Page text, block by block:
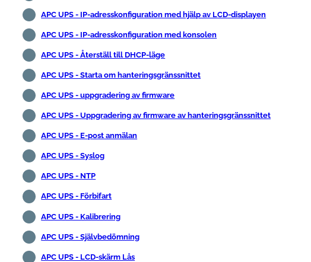
APC UPS - IP-adresskonfiguration med hjälp av LCD-displayen
APC UPS - IP-adresskonfiguration med konsolen
APC UPS - Återställ till DHCP-läge
APC UPS - Starta om hanteringsgränssnittet
APC UPS - uppgradering av firmware
APC UPS - Uppgradering av firmware av hanteringsgränssnittet
APC UPS - E-post anmälan
APC UPS - Syslog
APC UPS - NTP
APC UPS - Förbifart
APC UPS - Kalibrering
APC UPS - Självbedömning
APC UPS - LCD-skärm Lås